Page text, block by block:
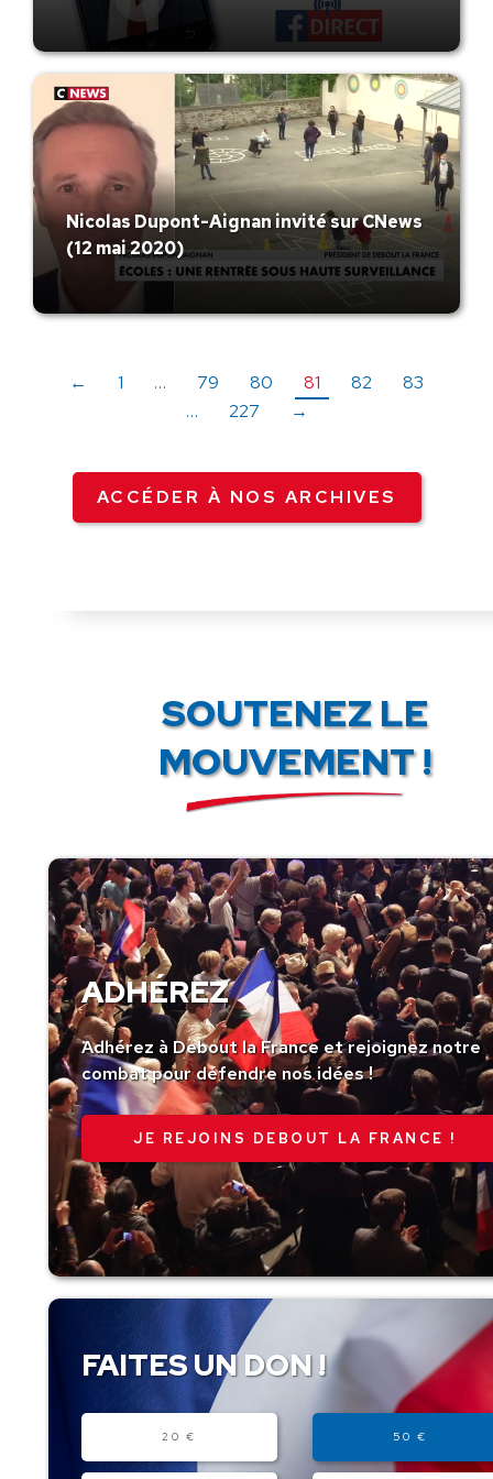
Nicolas Dupont-Aignan invité sur CNews
(12 mai 2020)
← 1 … 79 80 81 82
83
…
227 →
ACCÉDER À NOS ARCHIVES
SOUTENEZ LE
MOUVEMENT !
ADHÉREZ
Adhérez à Debout la France et rejoignez notre
combat pour défendre nos idées !
JE REJOINS DEBOUT LA FRANCE !
FAITES UN DON !
20 € 50 €